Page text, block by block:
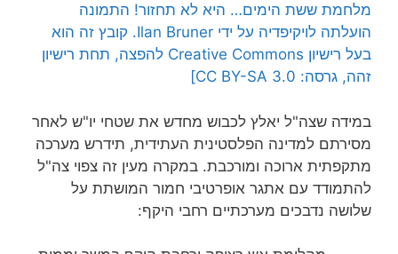
מלחמת ששת הימים… היא לא תחזור! התמונה
הועלתה לויקיפדיה על ידי Ilan Bruner. קובץ זה הוא
בעל רישיון Creative Commons להפצה, תחת רישיון
זהה, גרסה: CC BY-SA 3.0]
במידה שצה"ל יאלץ לכבוש מחדש את שטחי יו"ש לאחר
מסירתם למדינה הפלסטינית העתידית, תידרש מערכה
מתקפתית ארוכה ומורכבת. במקרה מעין זה צפוי צה"ל
להתמודד עם אתגר אופרטיבי חמור המושתת על
שלושה נדבכים מערכתיים רחבי היקף: